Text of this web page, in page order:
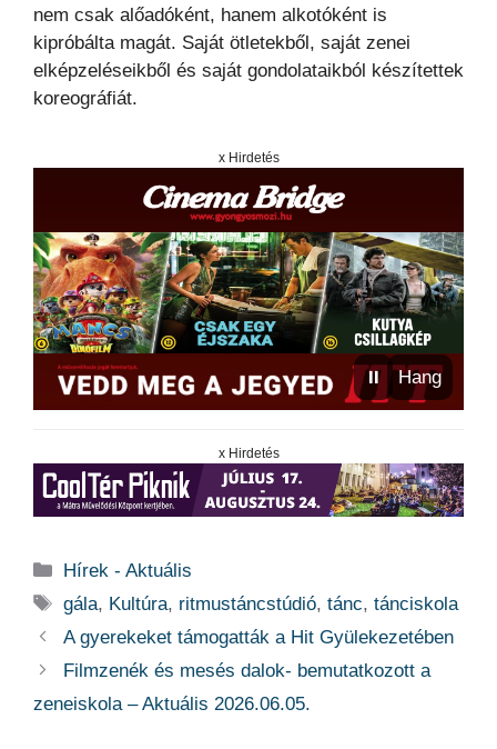
nem csak alőadóként, hanem alkotóként is
kipróbálta magát. Saját ötletekből, saját zenei
elképzeléseikből és saját gondolataikból készítettek
koreográfiát.
x Hirdetés
⏸ Hang
x Hirdetés
Kategória
Hírek - Aktuális
Címkék
gála, Kultúra, ritmustáncstúdió,tánc,tánciskola
A gyerekeket támogatták a Hit Gyülekezetében
Filmzenék és mesés dalok- bemutatkozott a
zeneiskola – Aktuális 2026.06.05.